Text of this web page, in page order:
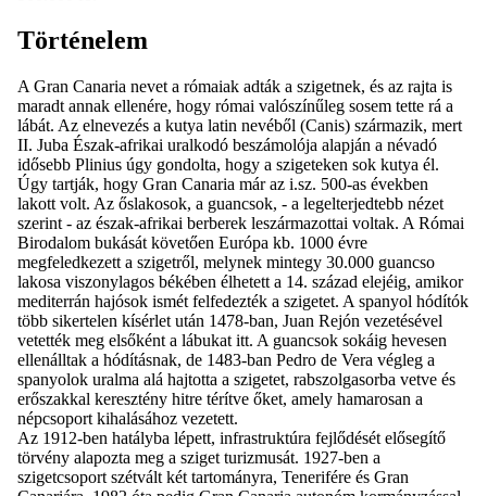
Történelem
A Gran Canaria nevet a rómaiak adták a szigetnek, és az rajta is
maradt annak ellenére, hogy római valószínűleg sosem tette rá a
lábát. Az elnevezés a kutya latin nevéből (Canis) származik, mert
II. Juba Észak-afrikai uralkodó beszámolója alapján a névadó
idősebb Plinius úgy gondolta, hogy a szigeteken sok kutya él.
Úgy tartják, hogy Gran Canaria már az i.sz. 500-as években
lakott volt. Az őslakosok, a guancsok, - a legelterjedtebb nézet
szerint - az észak-afrikai berberek leszármazottai voltak. A Római
Birodalom bukását követően Európa kb. 1000 évre
megfeledkezett a szigetről, melynek mintegy 30.000 guancso
lakosa viszonylagos békében élhetett a 14. század elejéig, amikor
mediterrán hajósok ismét felfedezték a szigetet. A spanyol hódítók
több sikertelen kísérlet után 1478-ban, Juan Rejón vezetésével
vetették meg elsőként a lábukat itt. A guancsok sokáig hevesen
ellenálltak a hódításnak, de 1483-ban Pedro de Vera végleg a
spanyolok uralma alá hajtotta a szigetet, rabszolgasorba vetve és
erőszakkal keresztény hitre térítve őket, amely hamarosan a
népcsoport kihalásához vezetett.
Az 1912-ben hatályba lépett, infrastruktúra fejlődését elősegítő
törvény alapozta meg a sziget turizmusát. 1927-ben a
szigetcsoport szétvált két tartományra, Tenerifére és Gran